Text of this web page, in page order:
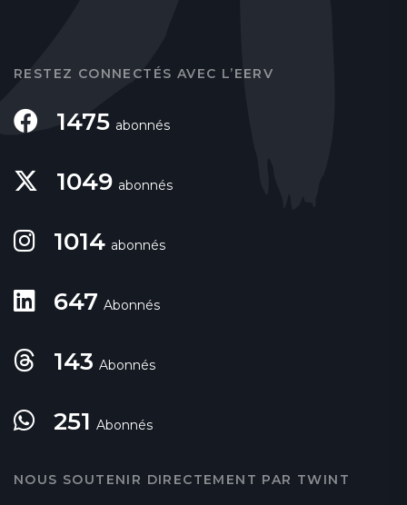
RESTEZ CONNECTÉS AVEC L’EERV
1475 abonnés
1049 abonnés
1014 abonnés
647 Abonnés
143 Abonnés
251 Abonnés
NOUS SOUTENIR DIRECTEMENT PAR TWINT